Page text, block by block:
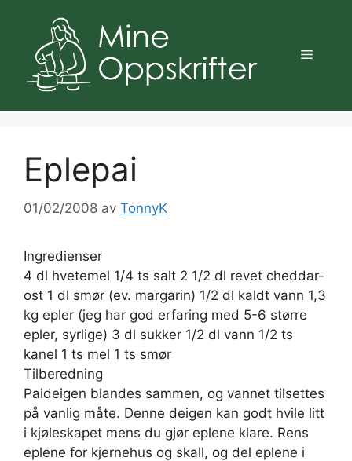
innhold
Meny
Eplepai
01/02/2008 av TonnyK
Ingredienser
4 dl hvetemel 1/4 ts salt 2 1/2 dl revet cheddar-
ost 1 dl smør (ev. margarin) 1/2 dl kaldt vann 1,3
kg epler (jeg har god erfaring med 5-6 større
epler, syrlige) 3 dl sukker 1/2 dl vann 1/2 ts
kanel 1 ts mel 1 ts smør
Tilberedning
Paideigen blandes sammen, og vannet tilsettes
på vanlig måte. Denne deigen kan godt hvile litt
i kjøleskapet mens du gjør eplene klare. Rens
eplene for kjernehus og skall, og del eplene i